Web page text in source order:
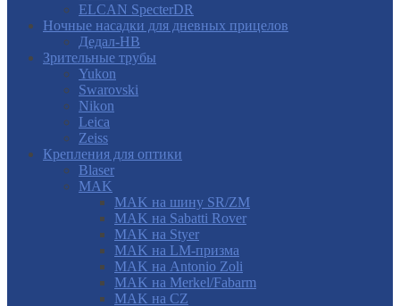
ELCAN SpecterDR
Ночные насадки для дневных прицелов
Дедал-НВ
Зрительные трубы
Yukon
Swarovski
Nikon
Leica
Zeiss
Крепления для оптики
Blaser
MAK
MAK на шину SR/ZM
MAK на Sabatti Rover
MAK на Styer
MAK на LM-призма
MAK на Antonio Zoli
MAK на Merkel/Fabarm
MAK на CZ